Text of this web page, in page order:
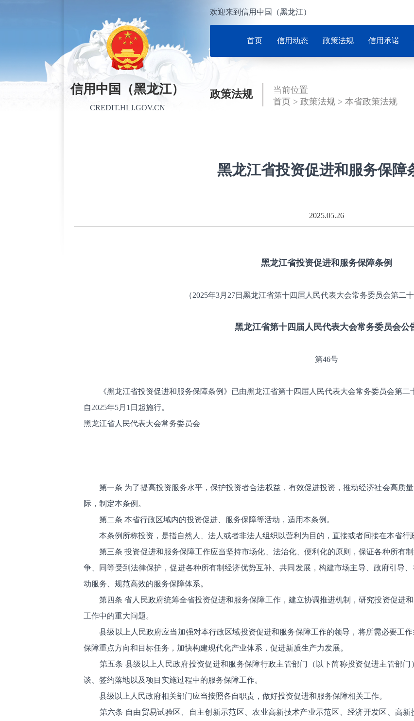
信用中国（黑龙江）
CREDIT.HLJ.GOV.CN
欢迎来到信用中国（黑龙江）
首页 信用动态 政策法规 信用承诺
政策法规
当前位置
首页 > 政策法规 > 本省政策法规
黑龙江省投资促进和服务保障
2025.05.26
黑龙江省投资促进和服务保障条例
（2025年3月27日黑龙江省第十四届人民代表大会常务委员会第二
黑龙江省第十四届人民代表大会常务委员会公
第46号
《黑龙江省投资促进和服务保障条例》已由黑龙江省第十四届人民代表大会常务委员会第二
自2025年5月1日起施行。
黑龙江省人民代表大会常务委员会
第一条 为了提高投资服务水平，保护投资者合法权益，有效促进投资，推动经济社会高质
际，制定本条例。
第二条 本省行政区域内的投资促进、服务保障等活动，适用本条例。
本条例所称投资，是指自然人、法人或者非法人组织以营利为目的，直接或者间接在本省行
第三条 投资促进和服务保障工作应当坚持市场化、法治化、便利化的原则，保证各种所有
争、同等受到法律保护，促进各种所有制经济优势互补、共同发展，构建市场主导、政府引导
动服务、规范高效的服务保障体系。
第四条 省人民政府统筹全省投资促进和服务保障工作，建立协调推进机制，研究投资促进
工作中的重大问题。
县级以上人民政府应当加强对本行政区域投资促进和服务保障工作的领导，将所需必要工
保障重点方向和目标任务，加快构建现代化产业体系，促进新质生产力发展。
第五条 县级以上人民政府投资促进和服务保障行政主管部门（以下简称投资促进主管部
谈、签约落地以及项目实施过程中的服务保障工作。
县级以上人民政府相关部门应当按照各自职责，做好投资促进和服务保障相关工作。
第六条 自由贸易试验区、自主创新示范区、农业高新技术产业示范区、经济开发区、高